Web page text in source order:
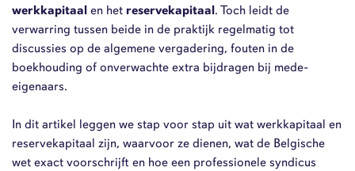
werkkapitaal en het reservekapitaal. Toch leidt de
verwarring tussen beide in de praktijk regelmatig tot
discussies op de algemene vergadering, fouten in de
boekhouding of onverwachte extra bijdragen bij mede-
eigenaars.
In dit artikel leggen we stap voor stap uit wat werkkapitaal en
reservekapitaal zijn, waarvoor ze dienen, wat de Belgische
wet exact voorschrijft en hoe een professionele syndicus